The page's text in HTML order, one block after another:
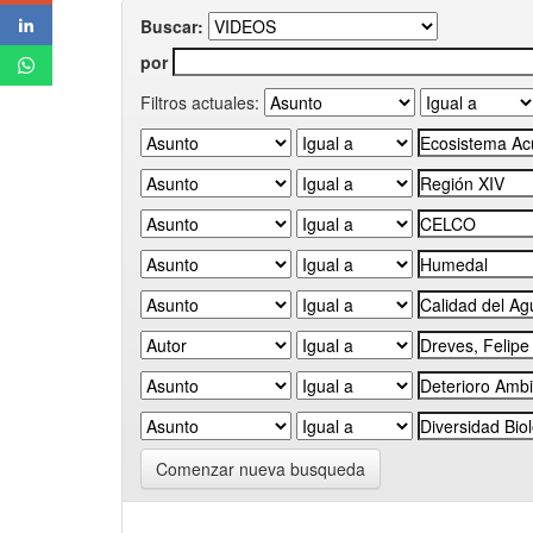
Buscar:
por
Filtros actuales:
Comenzar nueva busqueda